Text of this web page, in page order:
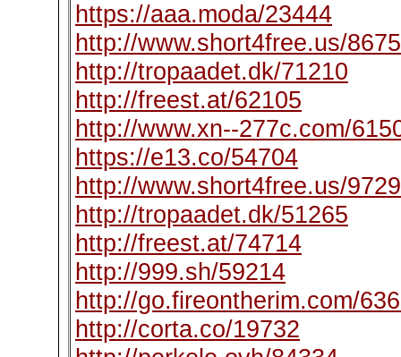
https://aaa.moda/23444
http://www.short4free.us/
http://tropaadet.dk/71210
http://freest.at/62105
http://www.xn--277c.com/
https://e13.co/54704
http://www.short4free.us/
http://tropaadet.dk/51265
http://freest.at/74714
http://999.sh/59214
http://go.fireontherim.com/
http://corta.co/19732